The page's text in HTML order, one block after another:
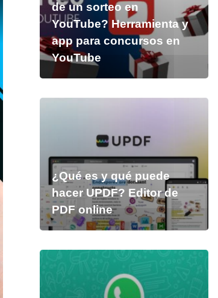
de un sorteo en
YouTube? Herramienta y
app para concursos en
YouTube
¿Qué es y qué puede
hacer UPDF? Editor de
PDF online